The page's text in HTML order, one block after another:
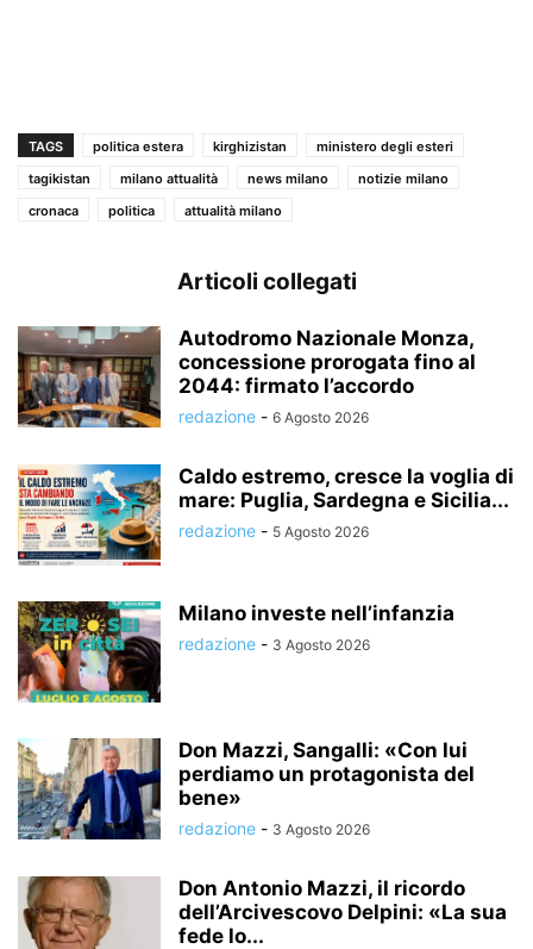
TAGS politica estera kirghizistan
ministero degli esteri
tagikistan
milano attualità news milano
notizie milano
cronaca
politica attualità milano
Articoli collegati
Autodromo Nazionale Monza,
concessione prorogata fino al
2044: firmato l’accordo
redazione - 6 Agosto 2026
Caldo estremo, cresce la voglia di
mare: Puglia, Sardegna e Sicilia...
redazione - 5 Agosto 2026
Milano investe nell’infanzia
redazione - 3 Agosto 2026
Don Mazzi, Sangalli: «Con lui
perdiamo un protagonista del
bene»
redazione - 3 Agosto 2026
Don Antonio Mazzi, il ricordo
dell’Arcivescovo Delpini: «La sua
fede lo...